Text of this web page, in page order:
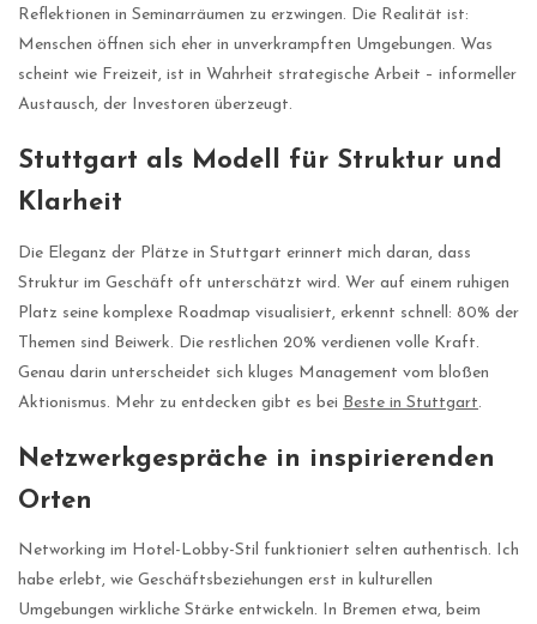
Reflektionen in Seminarräumen zu erzwingen. Die Realität ist:
Menschen öffnen sich eher in unverkrampften Umgebungen. Was
scheint wie Freizeit, ist in Wahrheit strategische Arbeit – informeller
Austausch, der Investoren überzeugt.
Stuttgart als Modell für Struktur und
Klarheit
Die Eleganz der Plätze in Stuttgart erinnert mich daran, dass
Struktur im Geschäft oft unterschätzt wird. Wer auf einem ruhigen
Platz seine komplexe Roadmap visualisiert, erkennt schnell: 80% der
Themen sind Beiwerk. Die restlichen 20% verdienen volle Kraft.
Genau darin unterscheidet sich kluges Management vom bloßen
Aktionismus. Mehr zu entdecken gibt es bei Beste in Stuttgart.
Netzwerkgespräche in inspirierenden
Orten
Networking im Hotel-Lobby-Stil funktioniert selten authentisch. Ich
habe erlebt, wie Geschäftsbeziehungen erst in kulturellen
Umgebungen wirkliche Stärke entwickeln. In Bremen etwa, beim